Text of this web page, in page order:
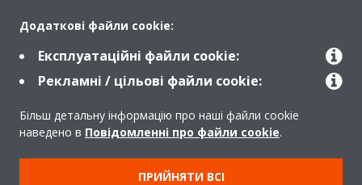
Потрібна допомога?
Додаткові файли cookie:
Експлуатаційні файли cookie:
Рекламні / цільові файли cookie:
Більш детальну інформацію про наші файли cookie
наведено в Повідомленні про файли cookie.
ПРИЙНЯТИ ВСІ